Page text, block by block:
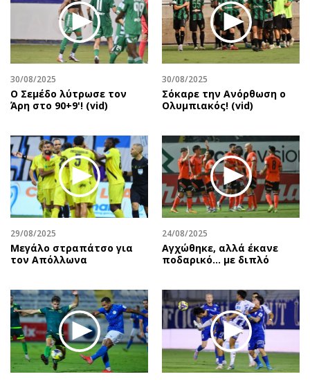
30/08/2025
Ο Σεμέδο λύτρωσε τον
Άρη στο 90+9'! (vid)
30/08/2025
Σόκαρε την Ανόρθωση ο
Ολυμπιακός! (vid)
29/08/2025
Μεγάλο στραπάτσο για
τον Απόλλωνα
24/08/2025
Αγχώθηκε, αλλά έκανε
ποδαρικό… με διπλό